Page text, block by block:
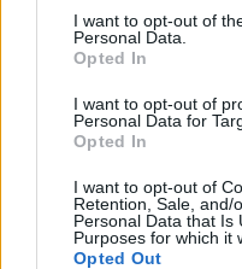
I want to opt-out of
Personal Data.
Opted In
I want to opt-out of
Personal Data for
Opted In
I want to opt-out of
Retention, Sale, and/
Personal Data that Is
Purposes for which it
Opted Out